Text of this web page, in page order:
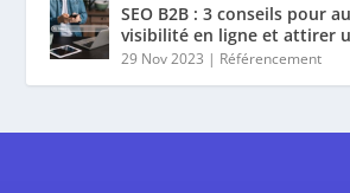
SEO B2B : 3 conseils pour
visibilité en ligne et attirer
29 Nov 2023 | Référencement